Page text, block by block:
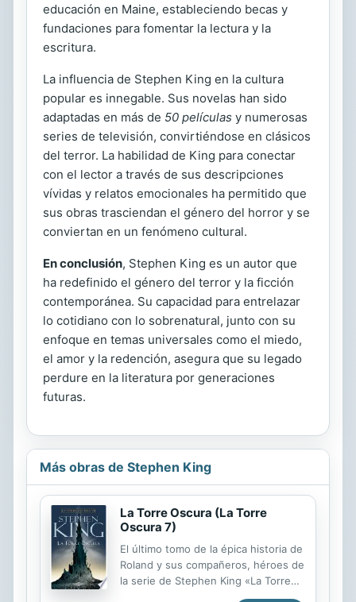
educación en Maine, estableciendo becas y
fundaciones para fomentar la lectura y la
escritura.
La influencia de Stephen King en la cultura
popular es innegable. Sus novelas han sido
adaptadas en más de 50 películas y numerosas
series de televisión, convirtiéndose en clásicos
del terror. La habilidad de King para conectar
con el lector a través de sus descripciones
vívidas y relatos emocionales ha permitido que
sus obras trasciendan el género del horror y se
conviertan en un fenómeno cultural.
En conclusión, Stephen King es un autor que
ha redefinido el género del terror y la ficción
contemporánea. Su capacidad para entrelazar
lo cotidiano con lo sobrenatural, junto con su
enfoque en temas universales como el miedo,
el amor y la redención, asegura que su legado
perdure en la literatura por generaciones
futuras.
Más obras de Stephen King
La Torre Oscura (La Torre
Oscura 7)
El último tomo de la épica historia de
Roland y sus compañeros, héroes de
la serie de Stephen King «La Torre
Oscura». Todo lo bueno se acaba,